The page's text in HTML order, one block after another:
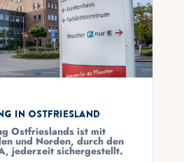
in Ostfriesland
Ostfrieslands ist mit
und Norden, durch den
jederzeit sichergestellt.